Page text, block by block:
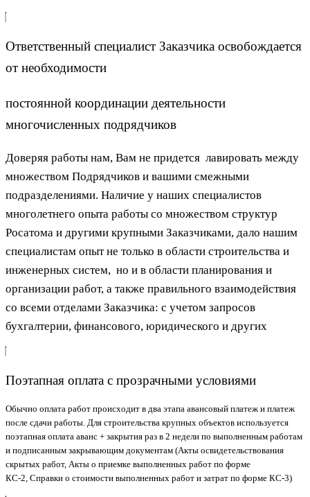
Ответственный специалист Заказчика освобождается
от необходимости
постоянной координации деятельности
многочисленных подрядчиков
Доверяя работы нам, Вам не придется лавировать между
множеством Подрядчиков и вашими смежными
подразделениями. Наличие у наших специалистов
многолетнего опыта работы со множеством структур
Росатома и другими крупными Заказчиками, дало нашим
специалистам опыт не только в области строительства и
инженерных систем, но и в области планирования и
организации работ, а также правильного взаимодействия
со всеми отделами Заказчика: с учетом запросов
бухгалтерии, финансового, юридического и других
Поэтапная оплата с прозрачными условиями
Обычно оплата работ происходит в два этапа авансовый платеж и платеж
после сдачи работы. Для строительства крупных объектов используется
поэтапная оплата аванс + закрытия раз в 2 недели по выполненным работам
и подписанным закрывающим документам (Акты освидетельствования
скрытых работ, Акты о приемке выполненных работ по форме
КС-2, Справки о стоимости выполненных работ и затрат по форме КС-3)